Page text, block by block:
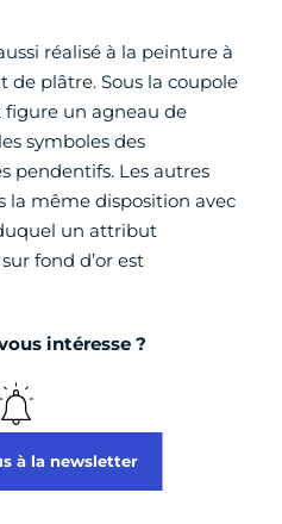
réalisé à la peinture à
de plâtre. Sous la coupole
figure un agneau de
symboles des
pendentifs. Les autres
la même disposition avec
un attribut
fond d’or est
intéresse ?
à la newsletter